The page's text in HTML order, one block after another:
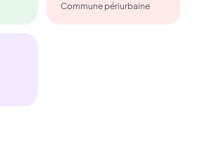
Commune périurbaine